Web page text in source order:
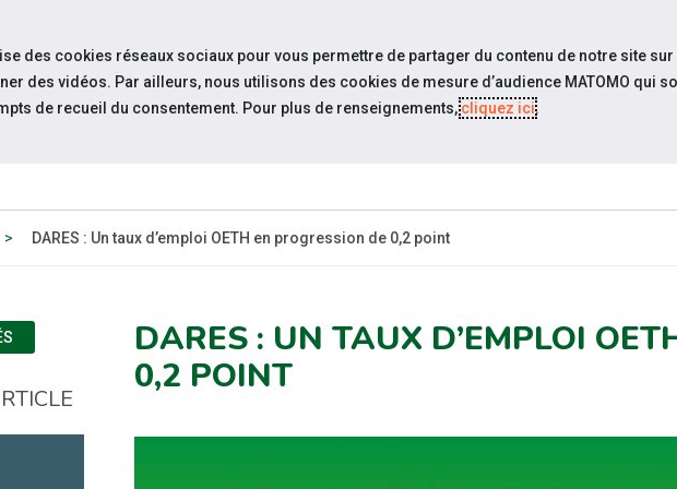
QUI SOMMES-
DARES : Un taux d’emploi OETH en progression de 0,2 point
DARES : UN TAUX D’EMPLOI
0,2 POINT
des cookies réseaux sociaux pour vous permettre de partager du contenu de notre site sur
des vidéos. Par ailleurs, nous utilisons des cookies de mesure d’audience MATOMO qui
de recueil du consentement. Pour plus de renseignements,cliquez ici.